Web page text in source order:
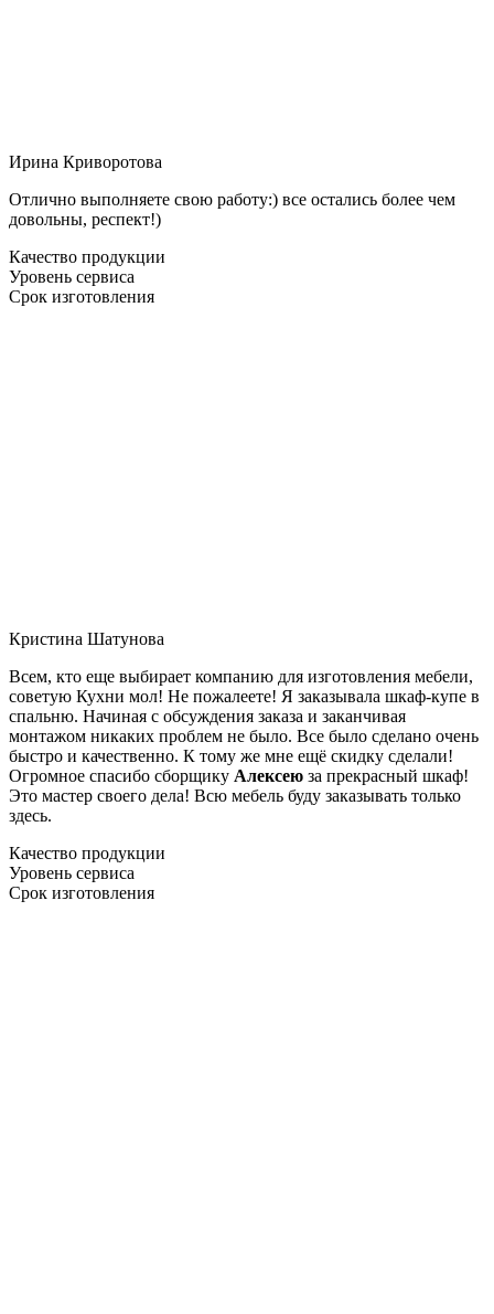
Ирина Криворотова
Отлично выполняете свою работу:) все остались более чем
довольны, респект!)
Качество продукции
Уровень сервиса
Срок изготовления
Кристина Шатунова
Всем, кто еще выбирает компанию для изготовления мебели,
советую Кухни мол! Не пожалеете! Я заказывала шкаф-купе в
спальню. Начиная с обсуждения заказа и заканчивая
монтажом никаких проблем не было. Все было сделано очень
быстро и качественно. К тому же мне ещё скидку сделали!
Огромное спасибо сборщику Алексею за прекрасный шкаф!
Это мастер своего дела! Всю мебель буду заказывать только
здесь.
Качество продукции
Уровень сервиса
Срок изготовления